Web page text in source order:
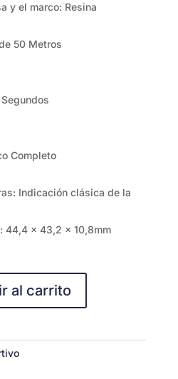
y el marco: Resina
50 Metros
Completo
Indicación clásica de la
44,4 x 43,2 x 10,8mm
al carrito